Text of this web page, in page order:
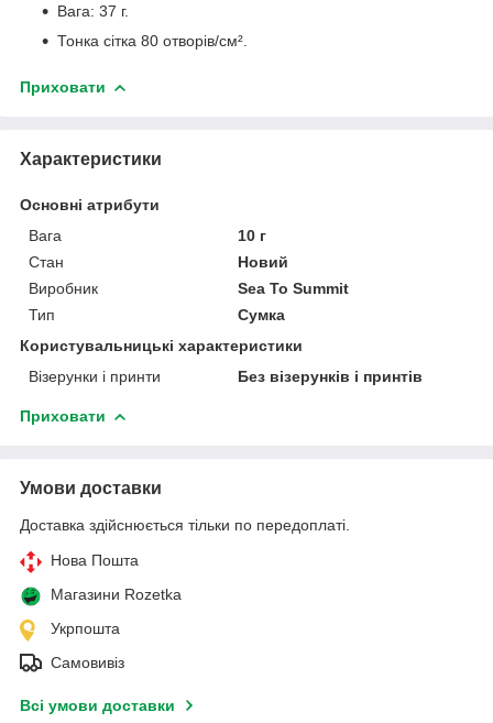
Вага: 37 г.
Тонка сітка 80 отворів/см².
Приховати
Характеристики
Основні атрибути
Вага
10 г
Стан
Новий
Виробник
Sea To Summit
Тип
Сумка
Користувальницькі характеристики
Візерунки і принти
Без візерунків і принтів
Приховати
Умови доставки
Доставка здійснюється тільки по передоплаті.
Нова Пошта
Магазини Rozetka
Укрпошта
Самовивіз
Всі умови доставки